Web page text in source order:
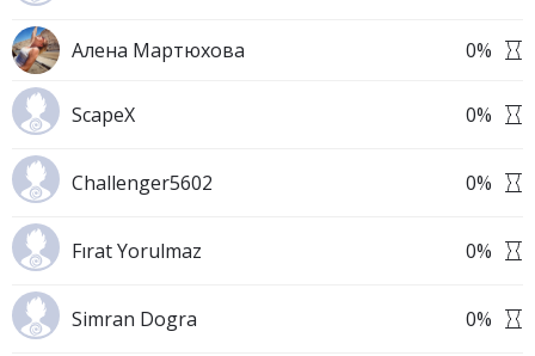
Алена Мартюхова 0%
ScapeX 0%
Challenger5602 0%
Fırat Yorulmaz 0%
Simran Dogra 0%